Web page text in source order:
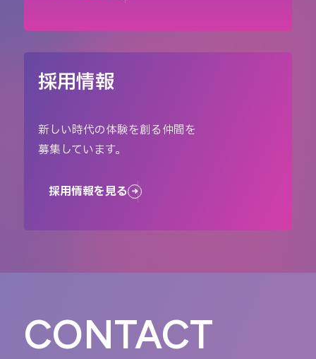
採用情報
新しい時代の体験を創る仲間を
募集しています。
採用情報を見る
CONTACT